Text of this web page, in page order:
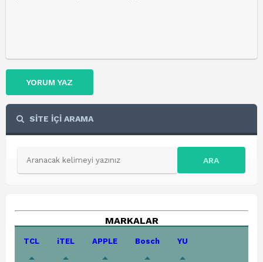
YORUM YAZ
SİTE İÇİ ARAMA
ARA
MARKALAR
TCL iTEL APPLE Bosch YU